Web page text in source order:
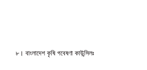
৮। বাংলাদেশ কৃষি গবেষণা কাউন্সিলঃ